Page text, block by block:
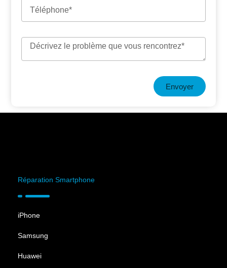
Envoyer
Réparation Smartphone
iPhone
Samsung
Huawei